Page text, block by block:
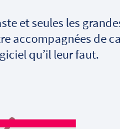
et seules les
accompagnées de
qu’il leur faut.